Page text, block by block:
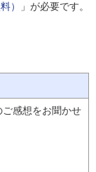
） 」が必要です。
感想をお聞かせ